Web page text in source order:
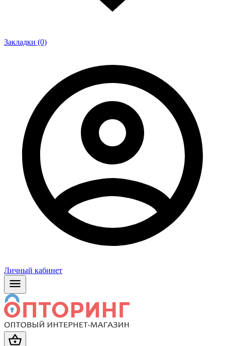
Закладки (0)
Личный кабинет